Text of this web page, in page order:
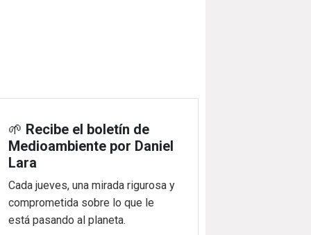
🌱 Recibe el boletín de
Medioambiente por Daniel
Lara
Cada jueves, una mirada rigurosa y
comprometida sobre lo que le
está pasando al planeta.